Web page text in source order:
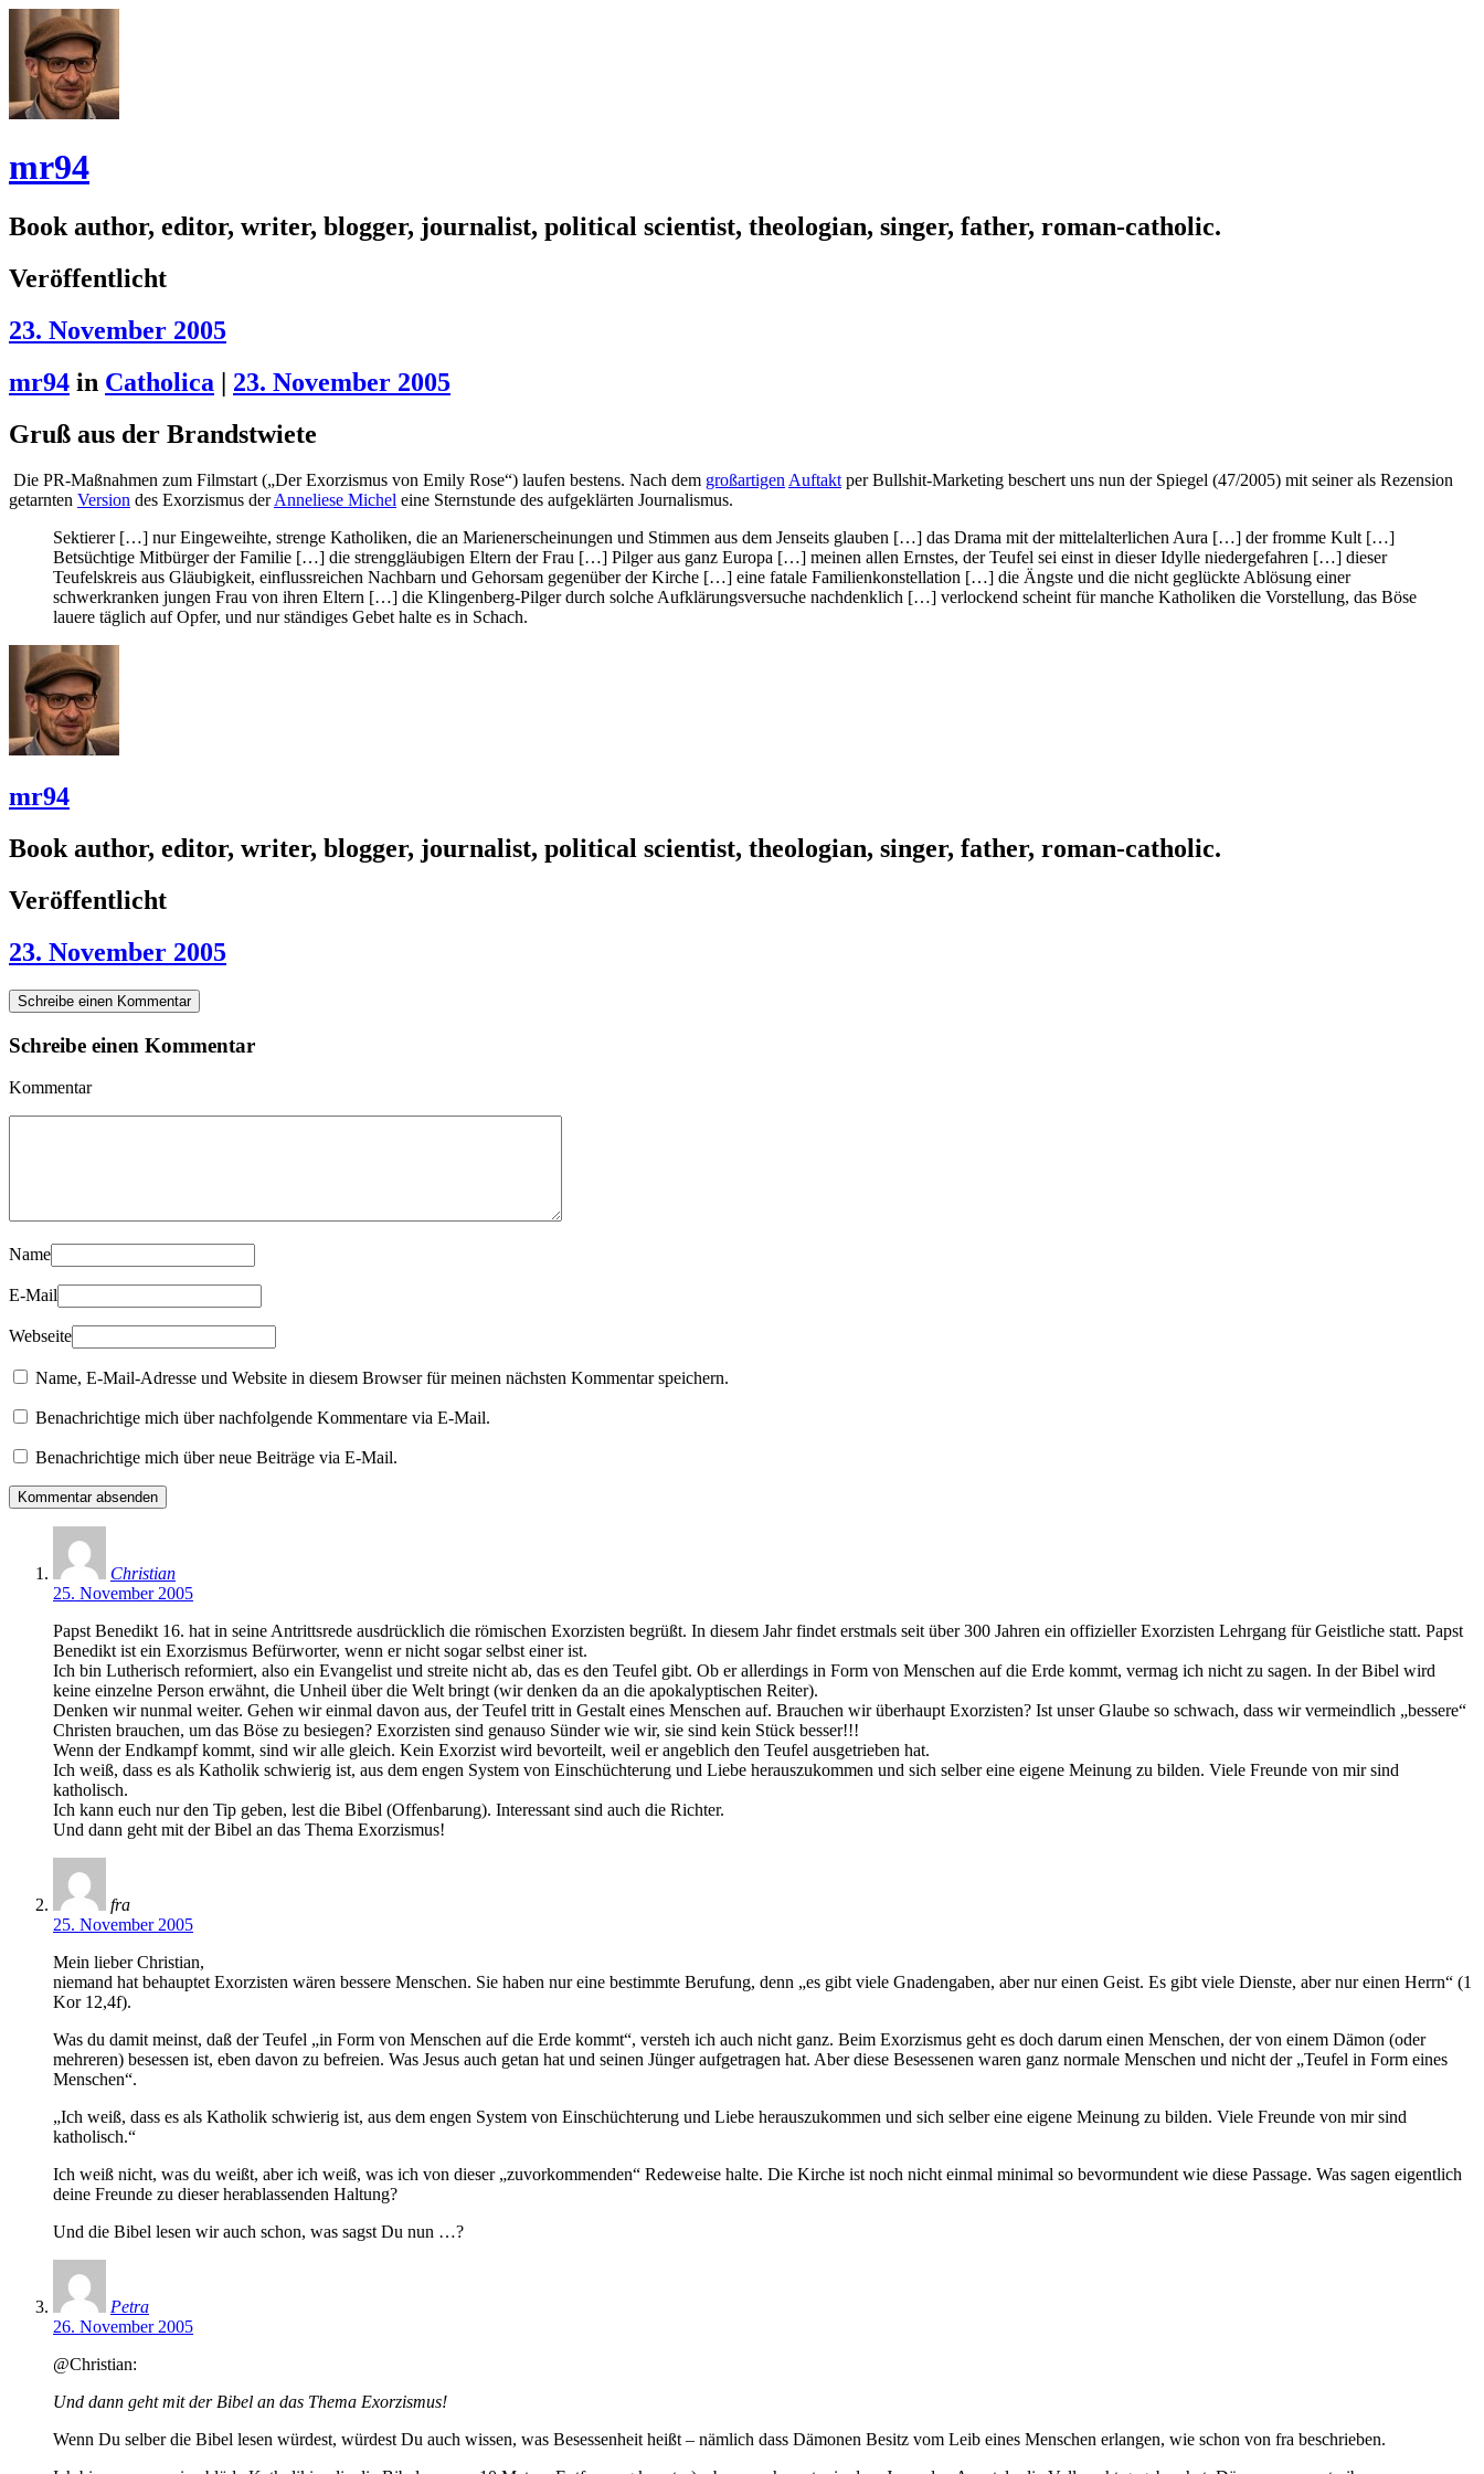
mr94
Book author, editor, writer, blogger, journalist, political scientist, theologian, singer, father, roman-catholic.
Veröffentlicht
23. November 2005
mr94 in Catholica | 23. November 2005
Gruß aus der Brandstwiete
Die PR-Maßnahmen zum Filmstart („Der Exorzismus von Emily Rose“) laufen bestens. Nach dem großartigenAuftaktper Bullshit-Marketing beschert uns nun der Spiegel (47/2005) mit seiner als Rezension
getarnten Version des Exorzismus derAnneliese Michel eine Sternstunde des aufgeklärten Journalismus.
Sektierer […] nur Eingeweihte, strenge Katholiken, die an Marienerscheinungen und Stimmen aus dem Jenseits glauben […] das Drama mit der mittelalterlichen Aura […] der fromme Kult […]
Betsüchtige Mitbürger der Familie […] die strenggläubigen Eltern der Frau […] Pilger aus ganz Europa […] meinen allen Ernstes, der Teufel sei einst in dieser Idylle niedergefahren […] dieser
Teufelskreis aus Gläubigkeit, einflussreichen Nachbarn und Gehorsam gegenüber der Kirche […] eine fatale Familienkonstellation […] die Ängste und die nicht geglückte Ablösung einer
schwerkranken jungen Frau von ihren Eltern […] die Klingenberg-Pilger durch solche Aufklärungsversuche nachdenklich […] verlockend scheint für manche Katholiken die Vorstellung, das Böse
lauere täglich auf Opfer, und nur ständiges Gebet halte es in Schach.
mr94
Book author, editor, writer, blogger, journalist, political scientist, theologian, singer, father, roman-catholic.
Veröffentlicht
23. November 2005
Schreibe einen Kommentar
Schreibe einen Kommentar
Kommentar
Name
E-Mail
Webseite
Name, E-Mail-Adresse und Website in diesem Browser für meinen nächsten Kommentar speichern.
Benachrichtige mich über nachfolgende Kommentare via E-Mail.
Benachrichtige mich über neue Beiträge via E-Mail.
Christian
25. November 2005
Papst Benedikt 16. hat in seine Antrittsrede ausdrücklich die römischen Exorzisten begrüßt. In diesem Jahr findet erstmals seit über 300 Jahren ein offizieller Exorzisten Lehrgang für Geistliche statt. Papst
Benedikt ist ein Exorzismus Befürworter, wenn er nicht sogar selbst einer ist.
Ich bin Lutherisch reformiert, also ein Evangelist und streite nicht ab, das es den Teufel gibt. Ob er allerdings in Form von Menschen auf die Erde kommt, vermag ich nicht zu sagen. In der Bibel wird
keine einzelne Person erwähnt, die Unheil über die Welt bringt (wir denken da an die apokalyptischen Reiter).
Denken wir nunmal weiter. Gehen wir einmal davon aus, der Teufel tritt in Gestalt eines Menschen auf. Brauchen wir überhaupt Exorzisten? Ist unser Glaube so schwach, dass wir vermeindlich „bessere“
Christen brauchen, um das Böse zu besiegen? Exorzisten sind genauso Sünder wie wir, sie sind kein Stück besser!!!
Wenn der Endkampf kommt, sind wir alle gleich. Kein Exorzist wird bevorteilt, weil er angeblich den Teufel ausgetrieben hat.
Ich weiß, dass es als Katholik schwierig ist, aus dem engen System von Einschüchterung und Liebe herauszukommen und sich selber eine eigene Meinung zu bilden. Viele Freunde von mir sind
katholisch.
Ich kann euch nur den Tip geben, lest die Bibel (Offenbarung). Interessant sind auch die Richter.
Und dann geht mit der Bibel an das Thema Exorzismus!
fra
25. November 2005
Mein lieber Christian,
niemand hat behauptet Exorzisten wären bessere Menschen. Sie haben nur eine bestimmte Berufung, denn „es gibt viele Gnadengaben, aber nur einen Geist. Es gibt viele Dienste, aber nur einen Herrn“ (1
Kor 12,4f).
Was du damit meinst, daß der Teufel „in Form von Menschen auf die Erde kommt“, versteh ich auch nicht ganz. Beim Exorzismus geht es doch darum einen Menschen, der von einem Dämon (oder
mehreren) besessen ist, eben davon zu befreien. Was Jesus auch getan hat und seinen Jünger aufgetragen hat. Aber diese Besessenen waren ganz normale Menschen und nicht der „Teufel in Form eines
Menschen“.
„Ich weiß, dass es als Katholik schwierig ist, aus dem engen System von Einschüchterung und Liebe herauszukommen und sich selber eine eigene Meinung zu bilden. Viele Freunde von mir sind
katholisch.“
Ich weiß nicht, was du weißt, aber ich weiß, was ich von dieser „zuvorkommenden“ Redeweise halte. Die Kirche ist noch nicht einmal minimal so bevormundent wie diese Passage. Was sagen eigentlich
deine Freunde zu dieser herablassenden Haltung?
Und die Bibel lesen wir auch schon, was sagst Du nun …?
Petra
26. November 2005
@Christian:
Und dann geht mit der Bibel an das Thema Exorzismus!
Wenn Du selber die Bibel lesen würdest, würdest Du auch wissen, was Besessenheit heißt – nämlich dass Dämonen Besitz vom Leib eines Menschen erlangen, wie schon von fra beschrieben.